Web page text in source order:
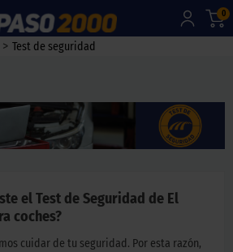
0
> Test de seguridad
el Test de Seguridad de El
coches?
cuidar de tu seguridad. Por esta razón,